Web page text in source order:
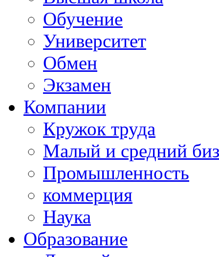
Обучение
Университет
Обмен
Экзамен
Компании
Кружок труда
Малый и средний
Промышленность
коммерция
Наука
Образование